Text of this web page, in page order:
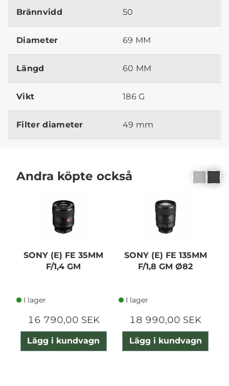
Brännvidd 50
Diameter 69 MM
Längd 60 MM
Vikt 186 G
Filter diameter 49 mm
Andra köpte också
SONY (E) FE 35MM
F/1,4 GM
I lager
16 790,00 SEK
Lägg i kundvagn
SONY (E) FE 135MM
F/1,8 GM Ø82
I lager
18 990,00 SEK
Lägg i kundvagn